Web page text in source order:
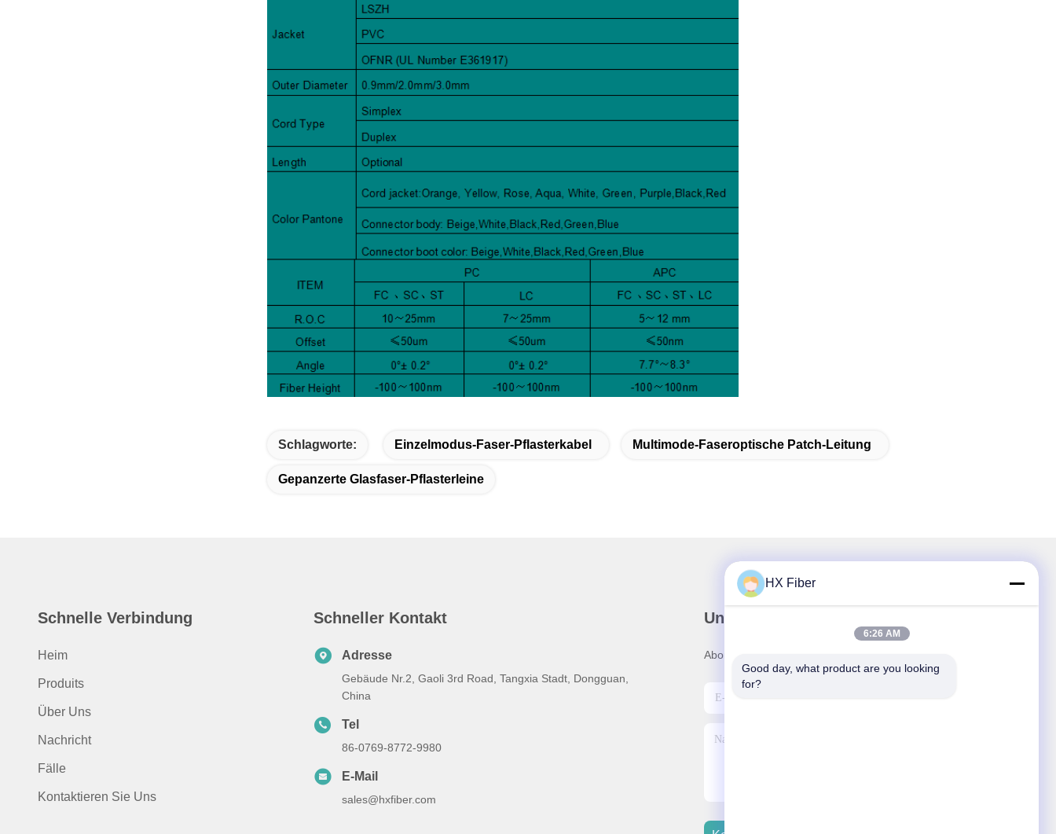
Schlagworte: Einzelmodus-Faser-Pflasterkabel Multimode-Faseroptische Patch-Leitung
Gepanzerte Glasfaser-Pflasterleine
Schnelle Verbindung
Heim
Produits
Über Uns
Nachricht
Fälle
Kontaktieren Sie Uns
Schneller Kontakt
Adresse
Gebäude Nr.2, Gaoli 3rd Road, Tangxia Stadt, Dongguan,
China
Tel
86-0769-8772-9980
E-Mail
sales@hxfiber.com
Unser Newsletter
Abonnieren Sie unseren Newsletter für Rabatte und mehr.
HX Fiber
6:26 AM
Good day, what product are you looking
for?